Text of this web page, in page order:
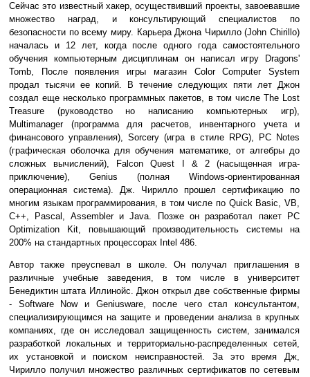
Сейчас это известный хакер, осуществивший проекты, завоевавшие
множество наград, и консультирующий специалистов по
безопасности по всему миру. Карьера Джона Чирилло (John Chirillo)
началась и 12 лет, когда после одного года самостоятельного
обучения компьютерным дисциплинам он написал игру Dragons'
Tomb, После появления игры магазин Color Computer System
продал тысячи ее копий. В течение следующих пяти лет Джон
создал еще несколько программных пакетов, в том числе The Lost
Treasure (руководство но написанию компьютерных игр),
Multimanager (программа для расчетов, инвентарного учета и
финансового управления), Sorcery (игра в стиле RPG), PC Notes
(графическая оболочка для обучения математике, от алгебры до
сложных вычислений), Falcon Quest I & 2 (насыщенная игра-
приключение), Genius (полная Windows-ориентированная
операционная система). Дж. Чирилло прошел сертификацию по
многим языкам программирования, в том числе по Quick Basic, VB,
С++, Pascal, Assembler и Java. Позже он разработал пакет PC
Optimization Kit, повышающий производительность системы на
200% на стандартных процессорах Intel 486.
Автор также преуспевал в школе. Он получал приглашения в
различные учебные заведения, в том числе в университет
Бенедиктин штата Иллинойс. Джон открыл две собственные фирмы
- Software Now и Geniusware, после чего стал консультантом,
специализирующимся на защите и проведении анализа в крупных
компаниях, где он исследовал защищенность систем, занимался
разработкой локальных и территориально-распределенных сетей,
их установкой и поиском неисправностей. За это время Дж,
Чирилло получил множество различных сертификатов по сетевым